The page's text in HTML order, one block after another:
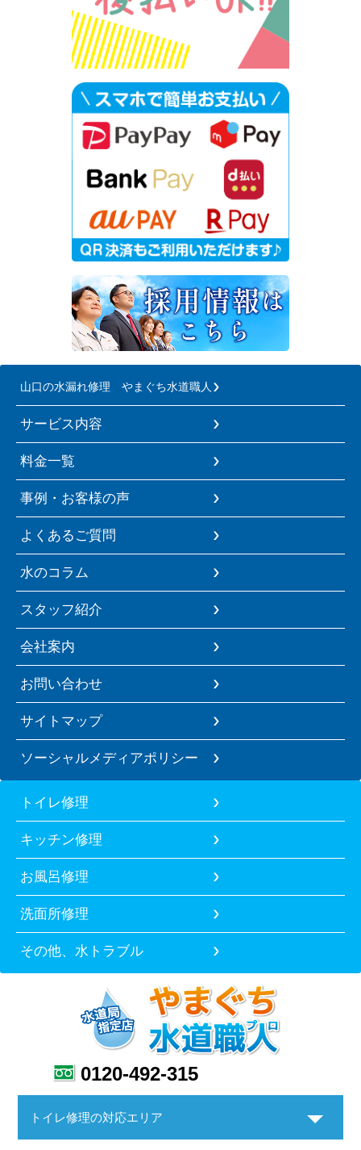
山口の水漏れ修理 やまぐち水道職人
サービス内容
料金一覧
事例・お客様の声
よくあるご質問
水のコラム
スタッフ紹介
会社案内
お問い合わせ
サイトマップ
ソーシャルメディアポリシー
トイレ修理
キッチン修理
お風呂修理
洗面所修理
その他、水トラブル
0120-492-315
トイレ修理の対応エリア